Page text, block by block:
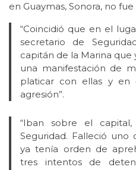
en Guaymas, Sonora, no
“Coincidió que en el
secretario de
capitán de la Marina
una manifestación de
platicar con ellas y en
agresión”.
“Iban sobre el
Seguridad. Falleció uno
ya tenía orden de
tres intentos de